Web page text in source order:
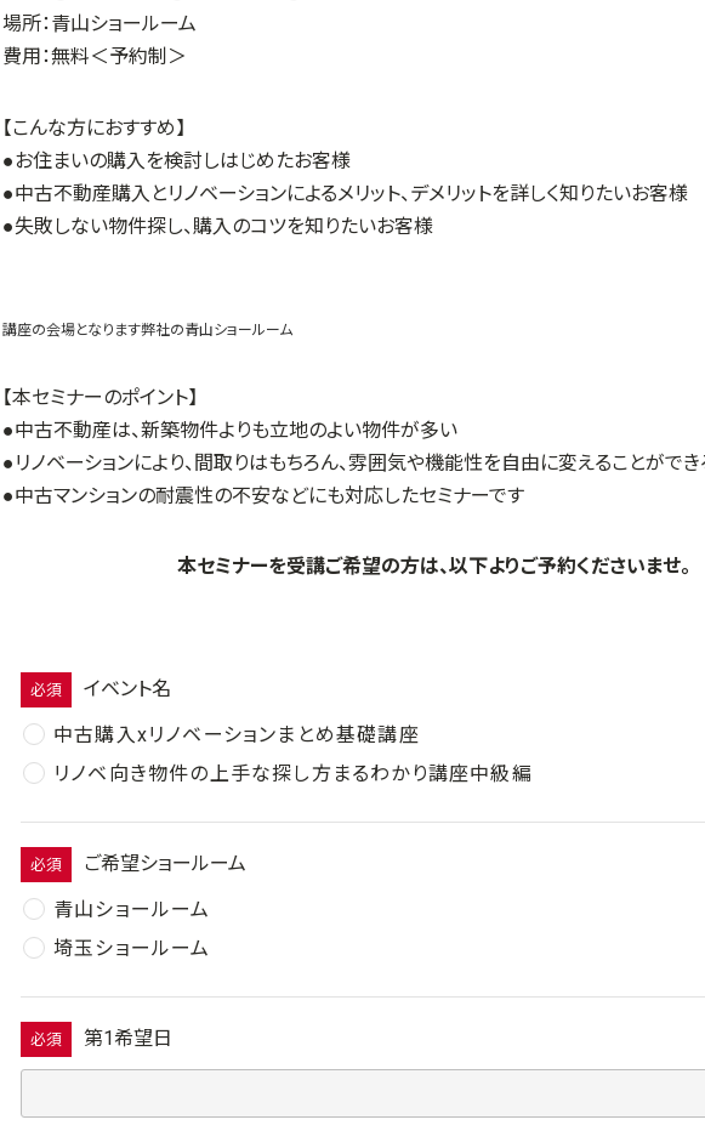
場所：青山ショールーム
費用：無料＜予約制＞
【こんな方におすすめ】
●お住まいの購入を検討しはじめたお客様
●中古不動産購入とリノベーションによるメリット、デメリットを詳しく知りたいお客様
●失敗しない物件探し、購入のコツを知りたいお客様
講座の会場となります弊社の青山ショールーム
【本セミナーのポイント】
●中古不動産は、新築物件よりも立地のよい物件が多い
●リノベーションにより、間取りはもちろん、雰囲気や機能性を自由に変えることができ
●中古マンションの耐震性の不安などにも対応したセミナーです
本セミナーを受講ご希望の方は、以下よりご予約くださいませ。
必須
イベント名
中古購入xリノベーションまとめ基礎講座
リノベ向き物件の上手な探し方まるわかり講座中級編
必須
ご希望ショールーム
青山ショールーム
埼玉ショールーム
必須 第1希望日